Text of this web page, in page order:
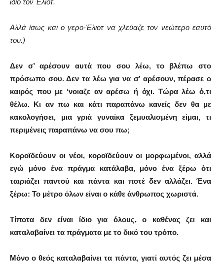
ίδιο τον Έλιοτ.
Αλλά ίσως και ο γερο-Έλιοτ να χλεύαζε τον νεώτερο εαυτό
του.)
Δεν σ’ αρέσουν αυτά που σου λέω, το βλέπω στο
πρόσωπο σου. Δεν τα λέω για να σ’ αρέσουν, πέρασε ο
καιρός που με ‘νοιαζε αν αρέσω ή όχι. Τώρα λέω ό,τι
θέλω. Κι αν πω και κάτι παραπάνω κανείς δεν θα με
κακολογήσει, μια γριά γυναίκα ξεμυαλισμένη είμαι, τι
περιμένεις παραπάνω να σου πω;
Κοροϊδεύουν οι νέοι, κοροϊδεύουν οι μορφωμένοι, αλλά
εγώ μόνο ένα πράγμα κατάλαβα, μόνο ένα ξέρω ότι
ταιριάζει παντού και πάντα και ποτέ δεν αλλάζει. Ένα
ξέρω: Το μέτρο όλων είναι ο κάθε άνθρωπος χωριστά.
Τίποτα δεν είναι ίδιο για όλους, ο καθένας ζει και
καταλαβαίνει τα πράγματα με το δικό του τρόπο.
Μόνο ο θεός καταλαβαίνει τα πάντα, γιατί αυτός ζει μέσα